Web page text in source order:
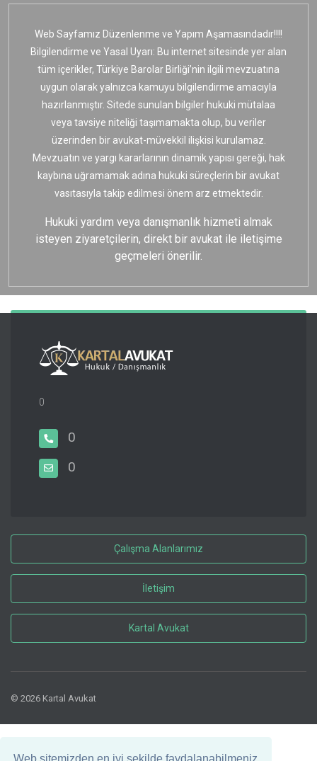
Web sitemizden en iyi şekilde faydalanabilmeniz
Web Sayfamız Düzenlenme ve Yapım Aşamasındadır!!!!
Bilgilendirme ve Yasal Uyarı: Bu internet sitesinde yer alan
tüm içerikler, Türkiye Barolar Birliği’nin ilgili mevzuatına
uygun olarak yalnızca kamuyu bilgilendirme amacıyla
hazırlanmıştır. Sitede sunulan bilgiler hukuki mütalaa
veya tavsiye niteliği taşımamakta olup, bu veriler
üzerinden bir avukat-müvekkil ilişkisi kurulamaz.
Mevzuatın ve yargı kararlarının dinamik yapısı gereği, hak
kaybına uğramamak adına hukuki süreçlerin bir avukat
vasıtasıyla takip edilmesi önem arz etmektedir.
Hukuki yardım veya danışmanlık hizmeti almak
isteyen ziyaretçilerin, direkt bir avukat ile iletişime
geçmeleri önerilir.
0
0
0
Çalışma Alanlarımız
İletişim
Kartal Avukat
© 2026 Kartal Avukat